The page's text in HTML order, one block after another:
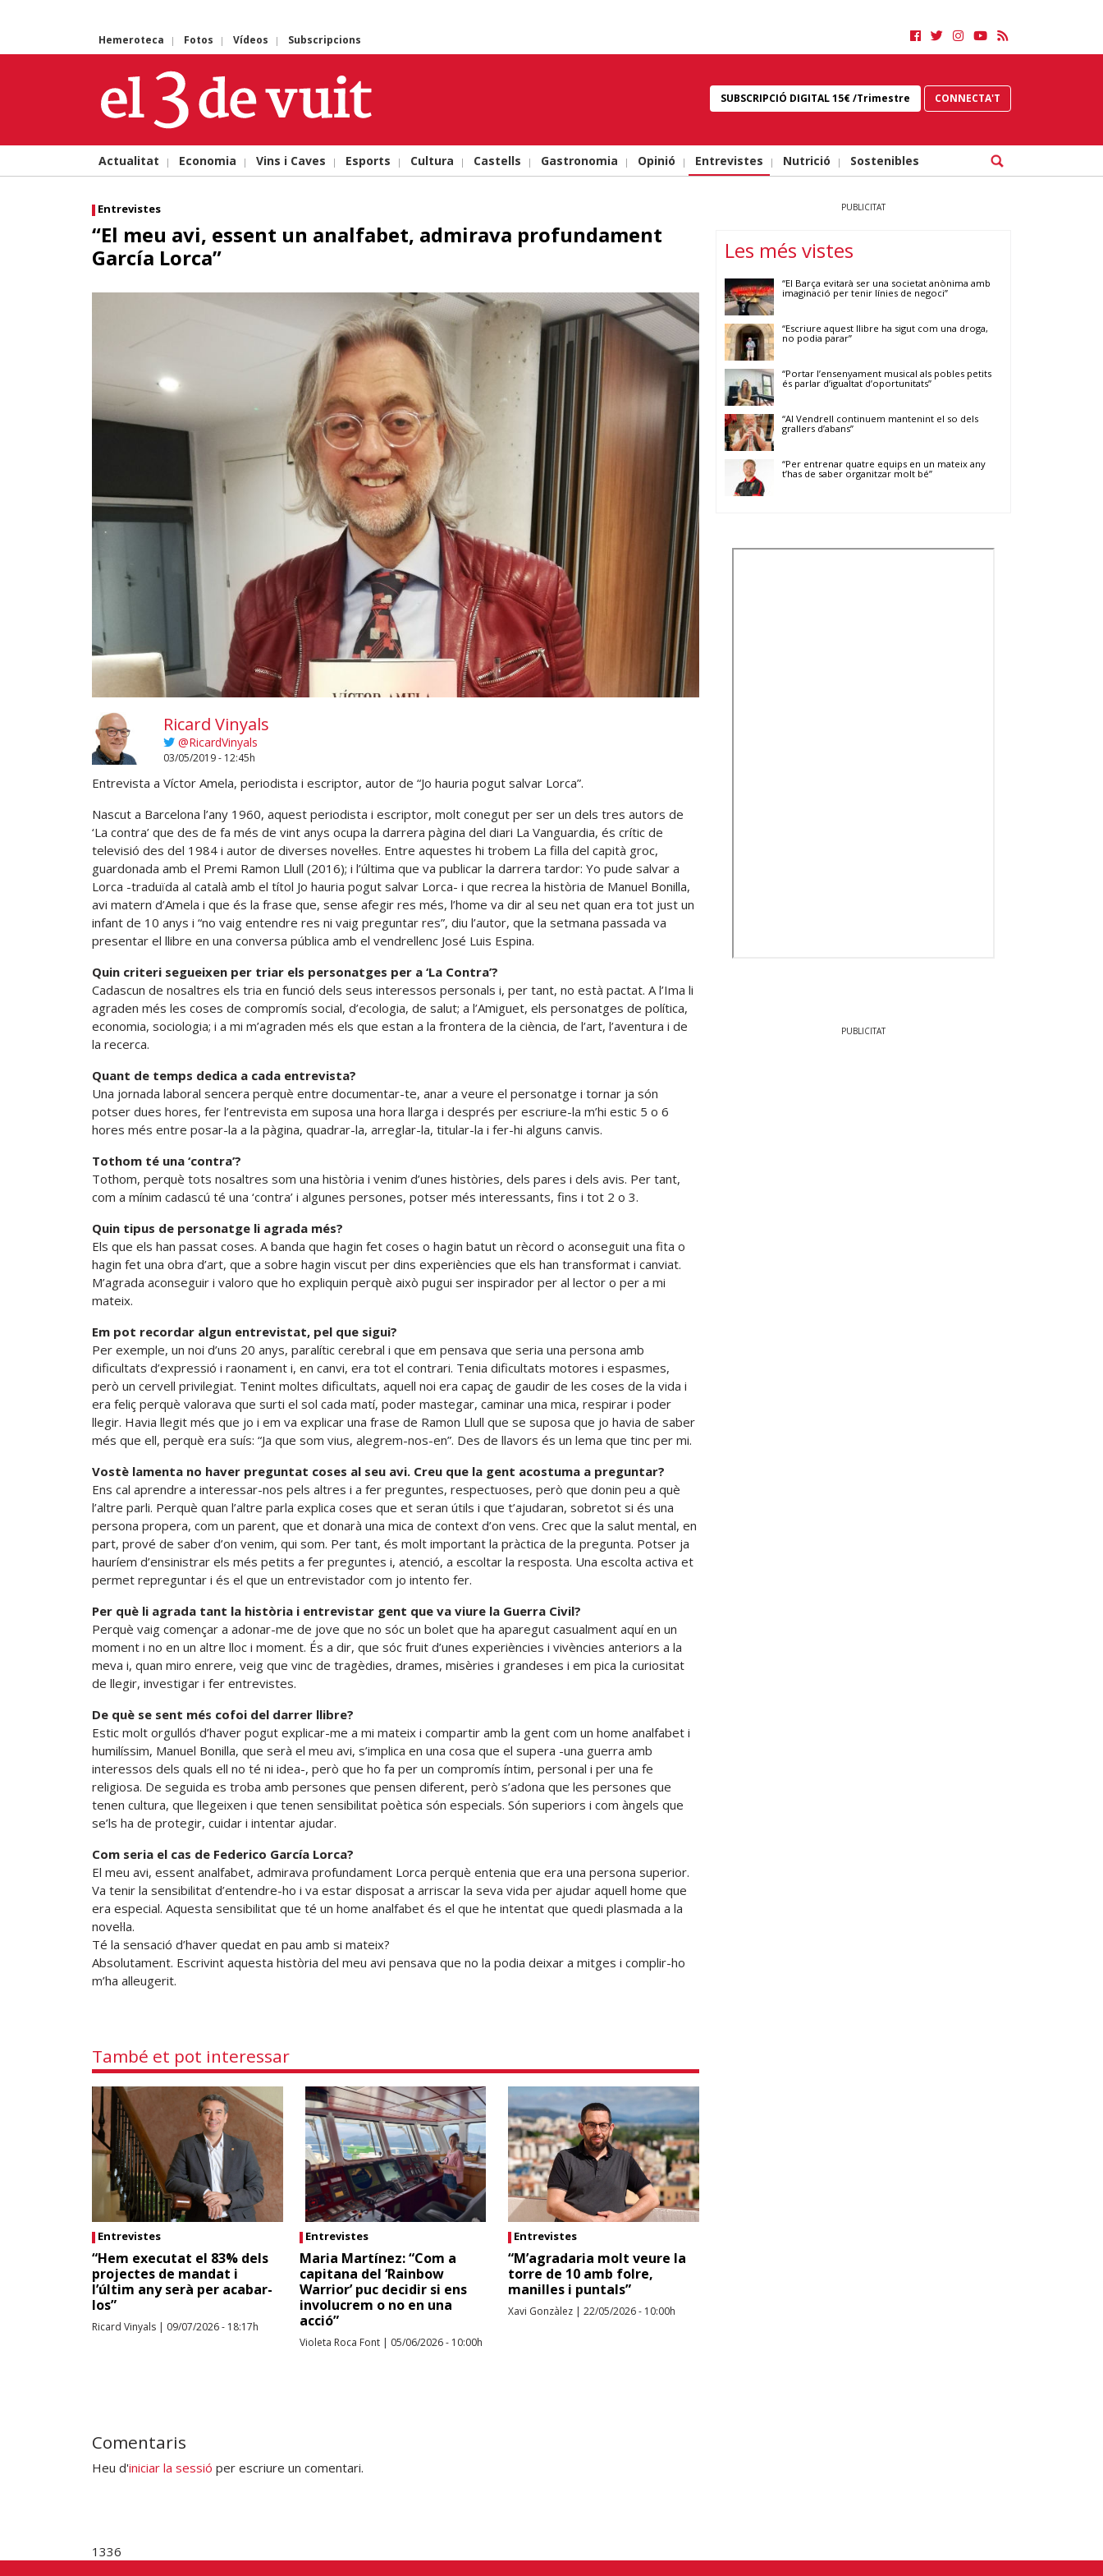
Hemeroteca Fotos Vídeos Subscripcions
SUBSCRIPCIÓ DIGITAL 15€ /Trimestre CONNECTA'T
Actualitat Economia Vins i Caves Esports Cultura Castells Gastronomia Opinió Entrevistes Nutrició Sostenibles
Entrevistes
“El meu avi, essent un analfabet, admirava profundament
García Lorca”
Ricard Vinyals
@RicardVinyals
03/05/2019 - 12:45h
Entrevista a Víctor Amela, periodista i escriptor, autor de “Jo hauria pogut salvar Lorca”.
Nascut a Barcelona l’any 1960, aquest periodista i escriptor, molt conegut per ser un dels tres autors de
‘La contra’ que des de fa més de vint anys ocupa la darrera pàgina del diari La Vanguardia, és crític de
televisió des del 1984 i autor de diverses novel·les. Entre aquestes hi trobem La filla del capità groc,
guardonada amb el Premi Ramon Llull (2016); i l’última que va publicar la darrera tardor: Yo pude salvar a
Lorca -traduïda al català amb el títol Jo hauria pogut salvar Lorca- i que recrea la història de Manuel Bonilla,
avi matern d’Amela i que és la frase que, sense afegir res més, l’home va dir al seu net quan era tot just un
infant de 10 anys i “no vaig entendre res ni vaig preguntar res”, diu l’autor, que la setmana passada va
presentar el llibre en una conversa pública amb el vendrellenc José Luis Espina.
Quin criteri segueixen per triar els personatges per a ‘La Contra’?
Cadascun de nosaltres els tria en funció dels seus interessos personals i, per tant, no està pactat. A l’Ima li
agraden més les coses de compromís social, d’ecologia, de salut; a l’Amiguet, els personatges de política,
economia, sociologia; i a mi m’agraden més els que estan a la frontera de la ciència, de l’art, l’aventura i de
la recerca.
Quant de temps dedica a cada entrevista?
Una jornada laboral sencera perquè entre documentar-te, anar a veure el personatge i tornar ja són
potser dues hores, fer l’entrevista em suposa una hora llarga i després per escriure-la m’hi estic 5 o 6
hores més entre posar-la a la pàgina, quadrar-la, arreglar-la, titular-la i fer-hi alguns canvis.
Tothom té una ‘contra’?
Tothom, perquè tots nosaltres som una història i venim d’unes històries, dels pares i dels avis. Per tant,
com a mínim cadascú té una ‘contra’ i algunes persones, potser més interessants, fins i tot 2 o 3.
Quin tipus de personatge li agrada més?
Els que els han passat coses. A banda que hagin fet coses o hagin batut un rècord o aconseguit una fita o
hagin fet una obra d’art, que a sobre hagin viscut per dins experiències que els han transformat i canviat.
M’agrada aconseguir i valoro que ho expliquin perquè això pugui ser inspirador per al lector o per a mi
mateix.
Em pot recordar algun entrevistat, pel que sigui?
Per exemple, un noi d’uns 20 anys, paralític cerebral i que em pensava que seria una persona amb
dificultats d’expressió i raonament i, en canvi, era tot el contrari. Tenia dificultats motores i espasmes,
però un cervell privilegiat. Tenint moltes dificultats, aquell noi era capaç de gaudir de les coses de la vida i
era feliç perquè valorava que surti el sol cada matí, poder mastegar, caminar una mica, respirar i poder
llegir. Havia llegit més que jo i em va explicar una frase de Ramon Llull que se suposa que jo havia de saber
més que ell, perquè era suís: “Ja que som vius, alegrem-nos-en”. Des de llavors és un lema que tinc per mi.
Vostè lamenta no haver preguntat coses al seu avi. Creu que la gent acostuma a preguntar?
Ens cal aprendre a interessar-nos pels altres i a fer preguntes, respectuoses, però que donin peu a què
l’altre parli. Perquè quan l’altre parla explica coses que et seran útils i que t’ajudaran, sobretot si és una
persona propera, com un parent, que et donarà una mica de context d’on vens. Crec que la salut mental, en
part, prové de saber d’on venim, qui som. Per tant, és molt important la pràctica de la pregunta. Potser ja
hauríem d’ensinistrar els més petits a fer preguntes i, atenció, a escoltar la resposta. Una escolta activa et
permet repreguntar i és el que un entrevistador com jo intento fer.
Per què li agrada tant la història i entrevistar gent que va viure la Guerra Civil?
Perquè vaig començar a adonar-me de jove que no sóc un bolet que ha aparegut casualment aquí en un
moment i no en un altre lloc i moment. És a dir, que sóc fruit d’unes experiències i vivències anteriors a la
meva i, quan miro enrere, veig que vinc de tragèdies, drames, misèries i grandeses i em pica la curiositat
de llegir, investigar i fer entrevistes.
De què se sent més cofoi del darrer llibre?
Estic molt orgullós d’haver pogut explicar-me a mi mateix i compartir amb la gent com un home analfabet i
humilíssim, Manuel Bonilla, que serà el meu avi, s’implica en una cosa que el supera -una guerra amb
interessos dels quals ell no té ni idea-, però que ho fa per un compromís íntim, personal i per una fe
religiosa. De seguida es troba amb persones que pensen diferent, però s’adona que les persones que
tenen cultura, que llegeixen i que tenen sensibilitat poètica són especials. Són superiors i com àngels que
se’ls ha de protegir, cuidar i intentar ajudar.
Com seria el cas de Federico García Lorca?
El meu avi, essent analfabet, admirava profundament Lorca perquè entenia que era una persona superior.
Va tenir la sensibilitat d’entendre-ho i va estar disposat a arriscar la seva vida per ajudar aquell home que
era especial. Aquesta sensibilitat que té un home analfabet és el que he intentat que quedi plasmada a la
novel·la.
Té la sensació d’haver quedat en pau amb si mateix?
Absolutament. Escrivint aquesta història del meu avi pensava que no la podia deixar a mitges i complir-ho
m’ha alleugerit.
També et pot interessar
Entrevistes
“Hem executat el 83% dels
projectes de mandat i
l’últim any serà per acabar-
los”
Ricard Vinyals | 09/07/2026 - 18:17h
Entrevistes
Maria Martínez: “Com a
capitana del ‘Rainbow
Warrior’ puc decidir si ens
involucrem o no en una
acció”
Violeta Roca Font | 05/06/2026 - 10:00h
Entrevistes
“M’agradaria molt veure la
torre de 10 amb folre,
manilles i puntals”
Xavi Gonzàlez| 22/05/2026 - 10:00h
Comentaris
Heu d'iniciar la sessió per escriure un comentari.
1336
PUBLICITAT
Les més vistes
“El Barça evitarà ser una societat anònima amb
imaginació per tenir línies de negoci”
“Escriure aquest llibre ha sigut com una droga,
no podia parar”
“Portar l’ensenyament musical als pobles petits
és parlar d’igualtat d’oportunitats”
“Al Vendrell continuem mantenint el so dels
grallers d’abans”
“Per entrenar quatre equips en un mateix any
t’has de saber organitzar molt bé”
PUBLICITAT